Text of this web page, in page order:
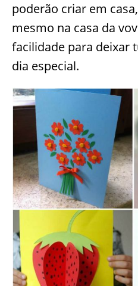
poderão criar em
mesmo na casa da
facilidade para deixar
dia especial.